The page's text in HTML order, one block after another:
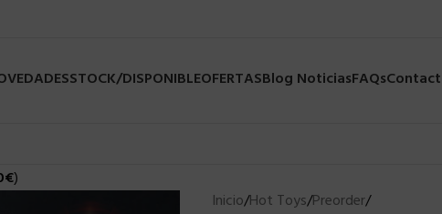
STOCK/DISPONIBLEOFERTASBlog NoticiasFAQs
€)
Inicio/Hot Toys/Preorder/